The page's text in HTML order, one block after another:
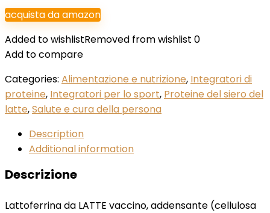
acquista da amazon
Added to wishlistRemoved from wishlist 0
Add to compare
Categories: Alimentazione e nutrizione, Integratori di
proteine, Integratori per lo sport, Proteine del siero del
latte,Salute e cura della persona
Description
Additional information
Descrizione
Lattoferrina da LATTE vaccino, addensante (cellulosa